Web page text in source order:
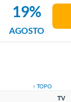
AGOSTO
19%
↑ TOPO
TV